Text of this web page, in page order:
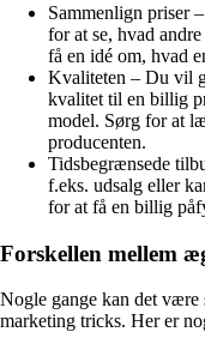
Sammenlign priser
for at se, hvad
få en idé om, hvad
Kvaliteten – Du vil
kvalitet til en billig
model. Sørg for at
producenten.
Tidsbegrænsede
f.eks. udsalg eller
for at få en billig
Forskellen mellem
Nogle gange kan det
marketing tricks. Her er